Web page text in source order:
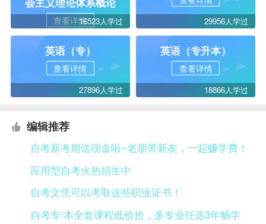
查看详情16523人学过 29956人学过
英语（专）
查看详情
27896人学过
英语（专升本）
查看详情
18866人学过
编辑推荐
自考新考期送现金啦~老朋带新友，一起赚学费！
应用型自考火热招生中
自考文凭可以考取这些职业证书！
自考专/本全套课程低价抢，多专业任选3年畅学